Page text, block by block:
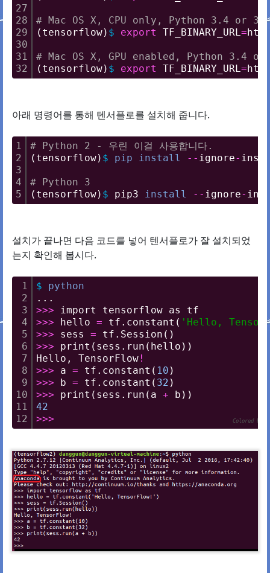
27
28
29
30
31
32
# Mac OS X, CPU only, Python 3.4 or
(tensorflow) $ export TF_BINARY_URL=
# Mac OS X, GPU enabled, Python 3.4
(tensorflow) $ export TF_BINARY_URL=
아래 명령어를 통해 텐서플로를 설치해 줍니다.
1
2
3
4
5
# Python 2 - 우린 이걸 사용합니다.
(tensorflow) $ pip install - - ignore-
# Python 3
(tensorflow) $ pip3 install - - ignore-
설치가 끝나면 다음 코드를 넣어 텐서플로가 잘 설치되었
는지 확인해 봅시다.
1
2
3
4
5
6
7
8
9
10
11
12
$
python
...
>>> import tensorflow as tf
>>> hello = tf.constant( 'Hello,
>>> sess = tf.Session()
>>> print(sess.run(hello))
Hello, TensorFlow !
>>> a = tf.constant( 10 )
>>> b = tf.constant( 32 )
>>> print(sess.run(a + b))
42
>>> Colored by